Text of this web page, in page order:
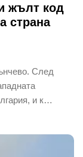
жълт код
страна
След
и к…